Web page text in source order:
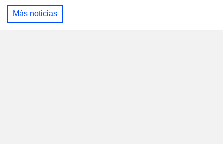
Más noticias